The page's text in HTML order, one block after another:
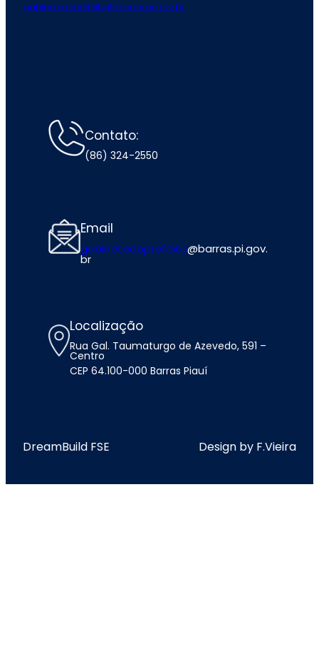
gabinetedoprefeito@barras.pi.gov.br
Contato:
(86) 324-2550
Email
gabinetedoprefeito@barras.pi.gov.
br
Localização
Rua Gal. Taumaturgo de Azevedo, 591 –
Centro
CEP 64.100-000 Barras Piauí
DreamBuild FSE Design by F.Vieira